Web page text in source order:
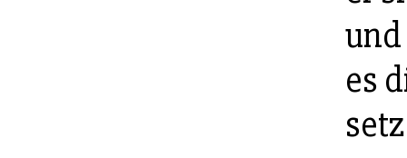
es